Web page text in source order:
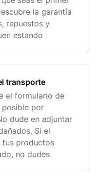
la garantía
repuestos y
estando
transporte
el formulario de
por
dude en adjuntar
Si el
tus productos
no dudes